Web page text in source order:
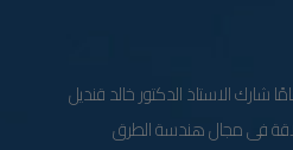
شارك الاستاذ الدكتور خالد قنديل
فى مجال هندسة الطرق